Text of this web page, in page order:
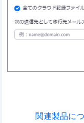
関連製品に